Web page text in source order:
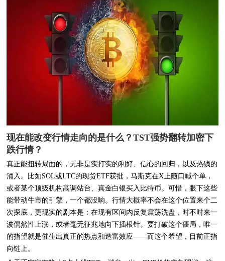
现在能改变行情走向的是什么？TST强势翻转加密下
跌行情？
真正能扭转局面的，无非是实打实的利好、信心的回归，以及热钱的
涌入。比如SOL或LTC的现货ETF获批，马斯克在X上随口喊个单，
或者某个顶级机构高调站台、真金白银买入比特币。可惜，眼下这些
能带动牛市的引擎，一个都没响。行情大概率不会在这个位置来个二
次探底，更现实的剧本是：在现有区间内反复震荡洗盘，时不时来一
波偶然性上涨，或者毫无征兆地向下插根针。要打破这个僵局，唯一
的指望就是催生出真正的热点和造富效应——而这个希望，目前正指
向链上。